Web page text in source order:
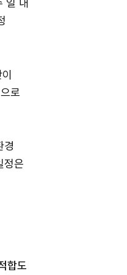
일 내
로
경
정은
합도